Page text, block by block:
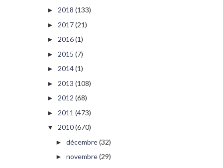
► 2018 (133)
► 2017(21)
► 2016(1)
► 2015 (7)
► 2014(1)
► 2013 (108)
► 2012 (68)
► 2011 (473)
▼ 2010(670)
► décembre(32)
► novembre(29)